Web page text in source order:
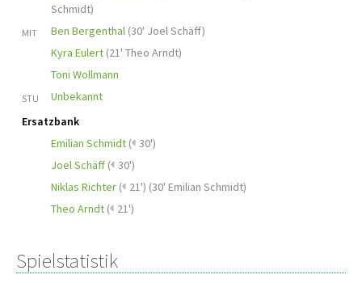
Schmidt)
MIT Ben Bergenthal (30' Joel Schäff)
Kyra Eulert (21' Theo Arndt)
Toni Wollmann
STU
Unbekannt
Ersatzbank
Emilian Schmidt ( 30')
Joel Schäff ( 30')
Niklas Richter ( 21') (30' Emilian Schmidt)
Theo Arndt ( 21')
Spielstatistik